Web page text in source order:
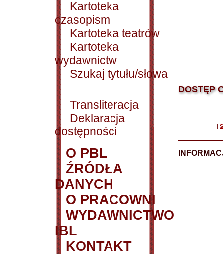
Kartoteka
czasopism
Kartoteka teatrów
Kartoteka
wydawnictw
Szukaj tytułu/słowa
Transliteracja
Deklaracja
dostępności
O PBL
ŹRÓDŁA
DANYCH
O PRACOWNI
WYDAWNICTWO
IBL
KONTAKT
DOSTĘP
|